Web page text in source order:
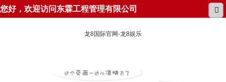
您好，欢迎访问东霖工程管理有限公司
龙8国际官网-龙8娱乐